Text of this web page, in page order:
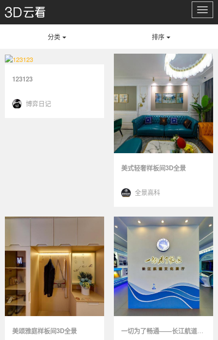
切
换
分类 排序
123123
博弈日记
美式轻奢样板间3D全景
全景高科
美颂雅庭样板间3D全景 一切为了畅通——长江航道文化云展厅